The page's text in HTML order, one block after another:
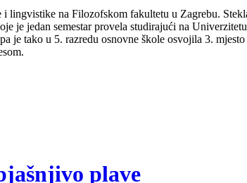
na Filozofskom fakultetu u Zagrebu.
je jedan semestar provela studirajući na
je tako u 5. razredu osnovne škole osvojila 3.
plave